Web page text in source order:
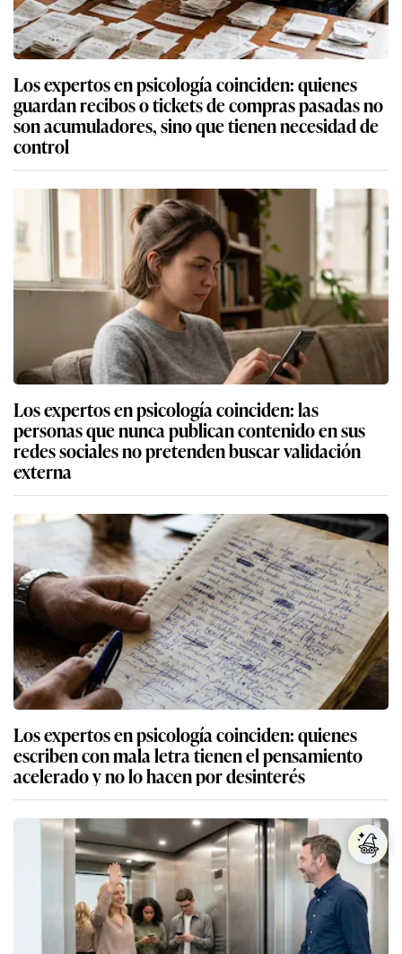
Los expertos en psicología coinciden: quienes
guardan recibos o tickets de compras pasadas no
son acumuladores, sino que tienen necesidad de
control
Los expertos en psicología coinciden: las
personas que nunca publican contenido en sus
redes sociales no pretenden buscar validación
externa
Los expertos en psicología coinciden: quienes
escriben con mala letra tienen el pensamiento
acelerado y no lo hacen por desinterés